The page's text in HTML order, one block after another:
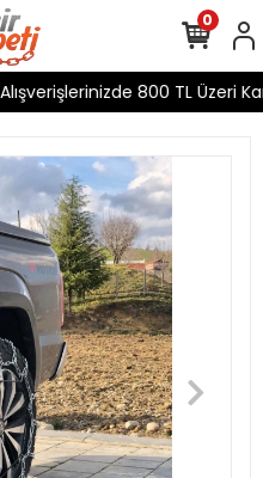
800 TL Üzeri
0